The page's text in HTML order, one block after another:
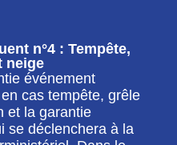
n°4 : Tempête,
neige
événement
cas tempête, grêle
et la garantie
se déclenchera à la